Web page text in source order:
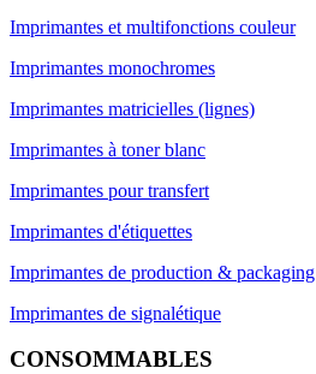
Imprimantes et multifonctions couleur
Imprimantes monochromes
Imprimantes matricielles (lignes)
Imprimantes à toner blanc
Imprimantes pour transfert
Imprimantes d'étiquettes
Imprimantes de production & packaging
Imprimantes de signalétique
CONSOMMABLES